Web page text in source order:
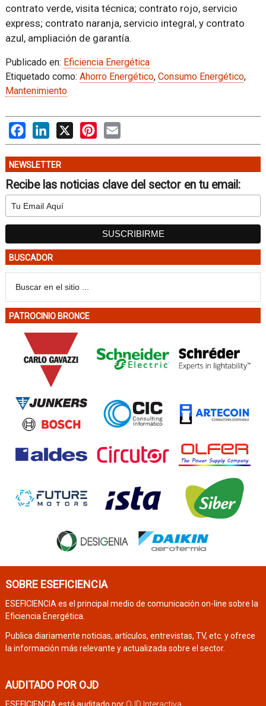
contrato verde, visita técnica; contrato rojo, servicio
express; contrato naranja, servicio integral, y contrato
azul, ampliación de garantía.
Publicado en: Eficiencia Energética
Etiquetado como: Ahorro Energético, Consumo Energético,
Mantenimiento
FacebookLinkedIn
X PinterestEmail
NEWSLETTER
Recibe las noticias clave del sector en tu email:
BUSCADOR
PATROCINIO BRONCE
SOBRE ESEFICIENCIA
ESEFICIENCIA es el principal medio de comunicación on-line sobre la
Eficiencia Energética.
Publica diariamente noticias, artículos, entrevistas, TV, etc. y ofrece
la información más relevante y actualizada sobre el sector.
AUDITADO POR OJD
ESEFICIENCIA está auditado por OJD Interactiva